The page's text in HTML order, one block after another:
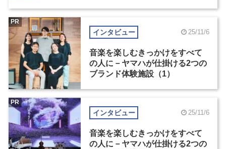
インタビュー 25/11/6
音楽を楽しむきっかけをすべて
の人に－ヤマハが仕掛ける2つの
ブランド体験施設（1）
PR
インタビュー 25/11/6
音楽を楽しむきっかけをすべて
の人に－ヤマハが仕掛ける2つの
PR